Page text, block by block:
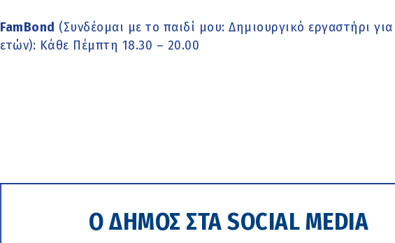
FamBond (Συνδέομαι με το παιδί μου: Δημιουργικό εργαστήρι για
ετών): Κάθε Πέμπτη 18.30 – 20.00
Ο ΔΗΜΟΣ ΣΤΑ SOCIAL MEDIA